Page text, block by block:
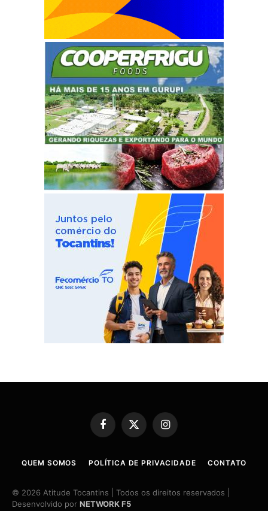
Facebook
X
Instagram
QUEM SOMOS POLÍTICA DE PRIVACIDADE CONTATO
© 2026 Atitude Tocantins | Todos os direitos reservados |
Desenvolvido por NETWORK F5